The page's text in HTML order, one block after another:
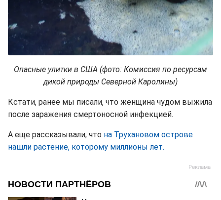
Опасные улитки в США (фото: Комиссия по ресурсам
дикой природы Северной Каролины)
Кстати, ранее мы писали, что женщина чудом выжила
после заражения смертоносной инфекцией.
А еще рассказывали, что на Трухановом острове
нашли растение, которому миллионы лет.